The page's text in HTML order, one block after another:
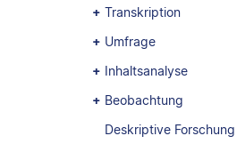
Transkription
Umfrage
Inhaltsanalyse
Beobachtung
Deskriptive Forschung